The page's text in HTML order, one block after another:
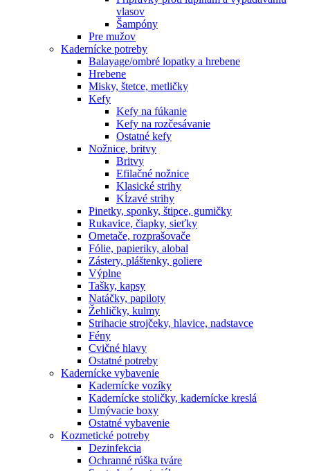
vlasov
Šampóny
Pre mužov
Kadernícke potreby
Balayage/ombré lopatky a hrebene
Hrebene
Misky, štetce, metličky
Kefy
Kefy na fúkanie
Kefy na rozčesávanie
Ostatné kefy
Nožnice, britvy
Britvy
Efilačné nožnice
Klasické strihy
Kĺzavé strihy
Pinetky, sponky, štipce, gumičky
Rukavice, čiapky, sieťky
Ometače, rozprašovače
Fólie, papieriky, alobal
Zástery, pláštenky, goliere
Výplne
Tašky, kapsy
Natáčky, papiloty
Žehličky, kulmy
Strihacie strojčeky, hlavice, nadstavce
Fény
Cvičné hlavy
Ostatné potreby
Kadernícke vybavenie
Kadernícke vozíky
Kadernícke stoličky, kadernícke kreslá
Umývacie boxy
Ostatné vybavenie
Kozmetické potreby
Dezinfekcia
Ochranné rúška tváre